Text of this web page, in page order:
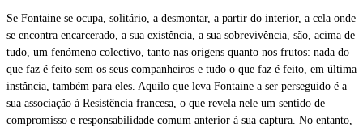
Se Fontaine se ocupa, solitário, a desmontar, a partir do interior, a cela onde
se encontra encarcerado, a sua existência, a sua sobrevivência, são, acima de
tudo, um fenómeno colectivo, tanto nas origens quanto nos frutos: nada do
que faz é feito sem os seus companheiros e tudo o que faz é feito, em última
instância, também para eles. Aquilo que leva Fontaine a ser perseguido é a
sua associação à Resistência francesa, o que revela nele um sentido de
compromisso e responsabilidade comum anterior à sua captura. No entanto,